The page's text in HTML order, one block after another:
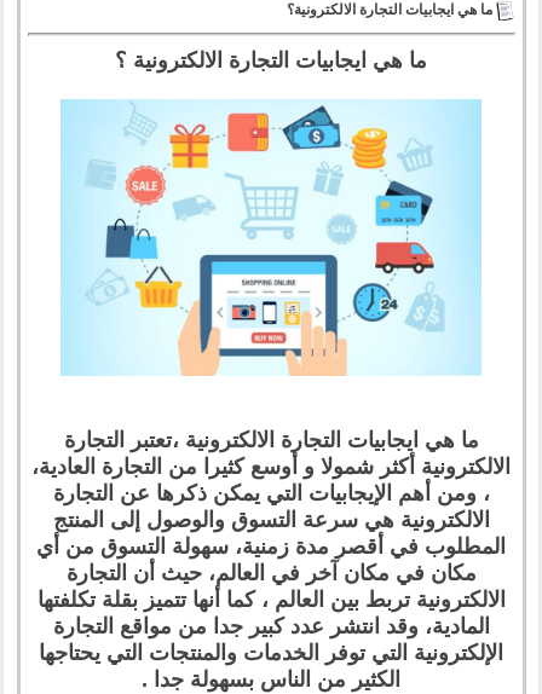
ما هي ايجابيات التجارة الالكترونية؟
ما هي ايجابيات التجارة الالكترونية ؟
ما هي ايجابيات التجارة الالكترونية ،تعتبر التجارة
الالكترونية أكثر شمولا و أوسع كثيرا من التجارة العادية،
، ومن أهم الإيجابيات التي يمكن ذكرها عن التجارة
الالكترونية هي سرعة التسوق والوصول إلى المنتج
المطلوب في أقصر مدة زمنية، سهولة التسوق من أي
مكان في مكان آخر في العالم، حيث أن التجارة
الالكترونية تربط بين العالم ، كما أنها تتميز بقلة تكلفتها
المادية، وقد انتشر عدد كبير جدا من مواقع التجارة
الإلكترونية التي توفر الخدمات والمنتجات التي يحتاجها
الكثير من الناس بسهولة جدا .